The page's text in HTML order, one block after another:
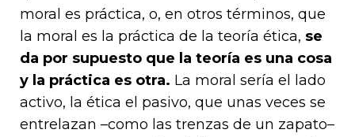
moral es práctica, o, en otros términos, que
la moral es la práctica de la teoría ética, se
da por supuesto que la teoría es una cosa
y la práctica es otra. La moral sería el lado
activo, la ética el pasivo, que unas veces se
entrelazan –como las trenzas de un zapato–